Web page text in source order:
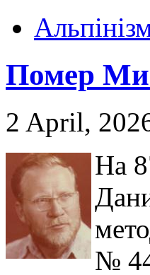
Помер
2 April,
На
№